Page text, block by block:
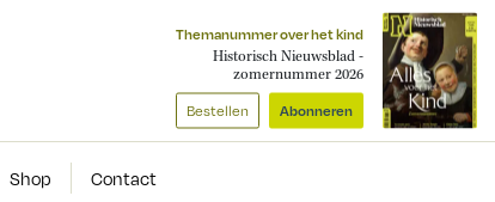
Themanummer over het kind
Historisch Nieuwsblad -
zomernummer 2026
Bestellen Abonneren
Shop Contact